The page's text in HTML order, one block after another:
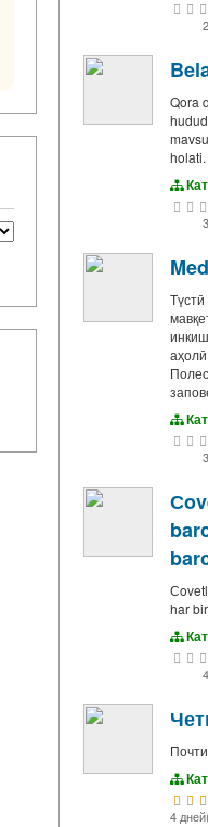
Qora
holati.
har
4